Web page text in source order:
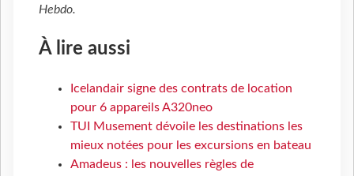
Hebdo.
À lire aussi
Icelandair signe des contrats de location
pour 6 appareils A320neo
TUI Musement dévoile les destinations les
mieux notées pour les excursions en bateau
Amadeus : les nouvelles règles de